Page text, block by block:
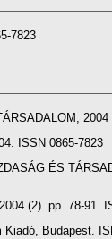
7823
ISSN 0865-7823
ÉS
(2). pp. 78-91.
Kiadó, Budapest.